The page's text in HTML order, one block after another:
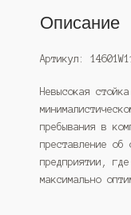
Описание
Артикул: 14601W11
Невысокая
пребывания в
преставление об
предприятии,
максимально